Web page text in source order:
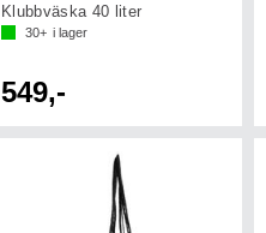
Klubbväska 40 liter
30+ i lager
549,-